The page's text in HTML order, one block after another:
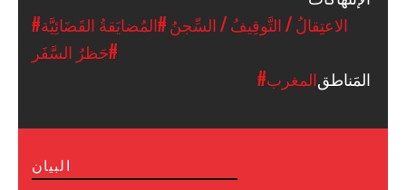
#الاعتِقالُ / التَّوقِيفُ / السِّجنُ#المُضايَقةُ القَضَائِيَّة
#حَظرُ السَّفَر
#المغرب
البيان